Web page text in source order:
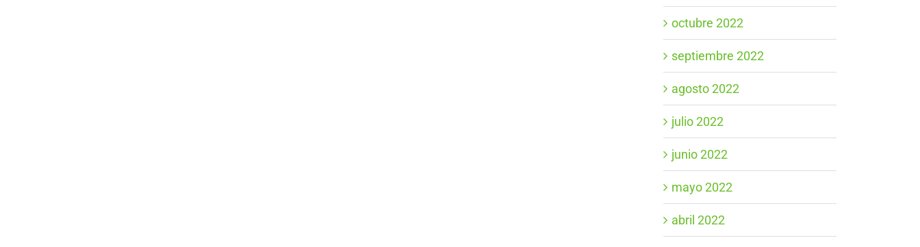
octubre 2022
septiembre 2022
agosto 2022
julio 2022
junio 2022
mayo 2022
abril 2022